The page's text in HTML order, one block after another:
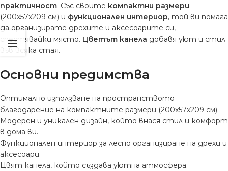
практичност. Със своите компактни размери
(200x57x209 см) и функционален интериор, той ви помага
да организирате дрехите и аксесоарите си,
спестявайки място. Цветът канела добавя уют и стил
във всяка стая.
Основни предимства
Оптимално използване на пространството
благодарение на компактните размери (200x57x209 см).
Модерен и уникален дизайн, който внася стил и комфорт
в дома ви.
Функционален интериор за лесно организиране на дрехи и
аксесоари.
Цвят канела, който създава уютна атмосфера.